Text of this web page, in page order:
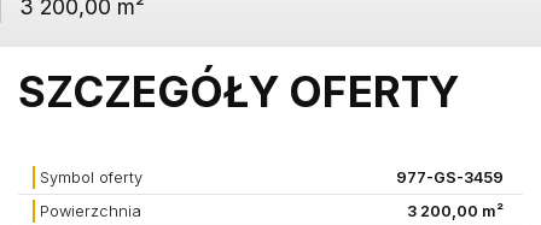
3 200,00 m²
SZCZEGÓŁY OFERTY
Symbol oferty
977-GS-3459
Powierzchnia
3 200,00 m²